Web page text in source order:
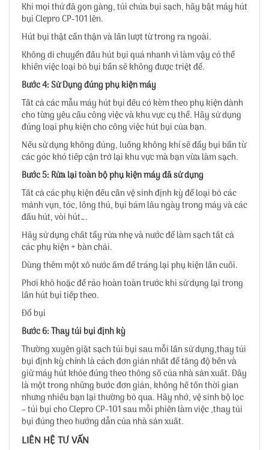
Khi mọi thứ đã gọn gàng, túi chứa bụi sạch, hãy bật máy hút
bụi Clepro CP-101 lên.
Hút bụi thật cẩn thận và lần lượt từ trong ra ngoài.
Không di chuyển đầu hút bụi quá nhanh vì làm vậy có thể
khiến việc loại bỏ bụi bẩn sẽ không được triệt để.
Bước 4: Sử Dụng đúng phụ kiện máy
Tất cả các mẫu máy hút bụi đều có kèm theo phụ kiện dành
cho từng yêu cầu công việc và khu vực cụ thể. Hãy sử dụng
đúng loại phụ kiện cho công việc hút bụi của bạn.
Nếu sử dụng không đúng, luồng không khí sẽ đẩy bụi bẩn từ
các góc khó tiếp cận trở lại khu vực mà bạn vừa làm sạch.
Bước 5: Rửa lại toàn bộ phụ kiện máy đã sử dụng
Tất cả các phụ kiện đều cần vệ sinh định kỳ để loại bỏ các
mảnh vụn, tóc, lông thú, bụi bám lâu ngày trong máy và các
đầu hút, vòi hút….
Hãy sử dụng chất tẩy rửa nhẹ và nước để làm sạch tất cả
các phụ kiện + bàn chải.
Dùng thêm một xô nước ấm để tráng lại phụ kiện lần cuối.
Phơi khô hoặc để ráo hoàn toàn trước khi sử dụng lại trong
lần hút bụi tiếp theo.
Đổ bụi
Bước 6: Thay túi bụi định kỳ
Thường xuyên giặt sạch túi bụi sau mỗi lần sử dụng,thay túi
bụi định kỳ chính là cách đơn giản nhất để tăng độ bền và
giữ máy hút khỏe đúng theo thông số của nhà sản xuất. Đây
là một trong những bước đơn giản, không hề tốn thời gian
nhưng nhiều bạn lại thường bỏ qua. Hãy nhớ, vệ sinh bộ lọc
– túi bụi cho Clepro CP-101 sau mỗi phiên làm việc ,thay túi
bụi đúng theo hướng dẫn của nhà sản xuất.
LIÊN HỆ TƯ VẤN